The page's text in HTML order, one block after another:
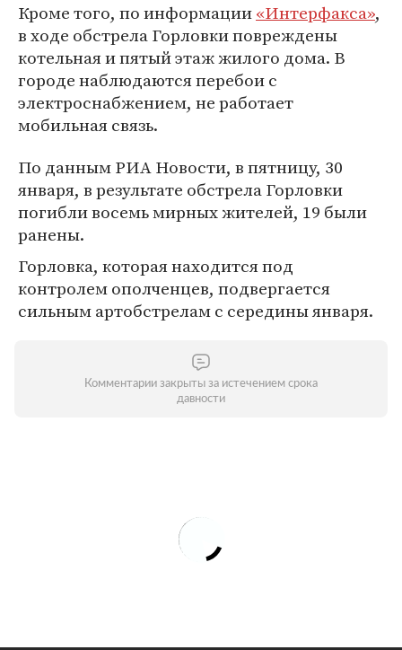
Кроме того, по информации«Интерфакса»,
в ходе обстрела Горловки повреждены
котельная и пятый этаж жилого дома. В
городе наблюдаются перебои с
электроснабжением, не работает
мобильная связь.
По данным РИА Новости, в пятницу, 30
января, в результате обстрела Горловки
погибли восемь мирных жителей, 19 были
ранены.
Горловка, которая находится под
контролем ополченцев, подвергается
сильным артобстрелам с середины января.
Комментарии закрыты за истечением срока
давности